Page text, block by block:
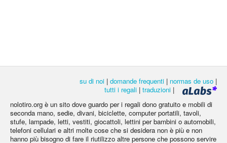
su di noi | domande frequenti | normas de uso |
tutti i regali | traduzioni |
nolotiro.org è un sito dove guardo per i regali dono gratuito e mobili di
seconda mano, sedie, divani, biciclette, computer portatili, tavoli,
stufe, lampade, letti, vestiti, giocattoli, lettini per bambini o automobili,
telefoni cellulari e altri molte cose che si desidera non è più e non
hanno più bisogno di fare il riutilizzo altre persone che possono servire